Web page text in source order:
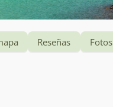
Reseñas Fotos